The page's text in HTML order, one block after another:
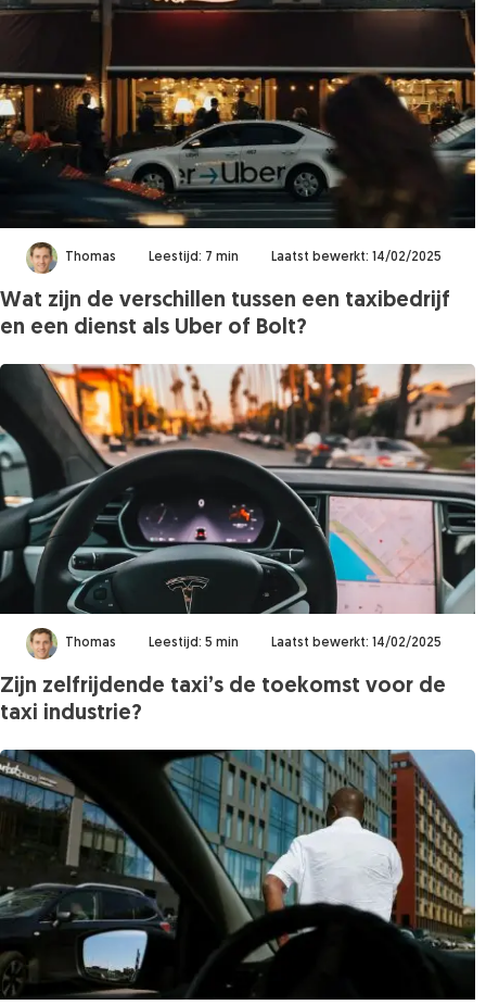
Thomas Leestijd: 7 min Laatst bewerkt: 14/02/2025
Wat zijn de verschillen tussen een taxibedrijf
en een dienst als Uber of Bolt?
Thomas Leestijd: 5 min Laatst bewerkt: 14/02/2025
Zijn zelfrijdende taxi’s de toekomst voor de
taxi industrie?